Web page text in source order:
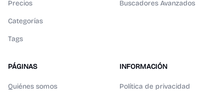
Precios
Categorías
Tags
Buscadores Avanzados
PÁGINAS
Quiénes somos
INFORMACIÓN
Política de privacidad